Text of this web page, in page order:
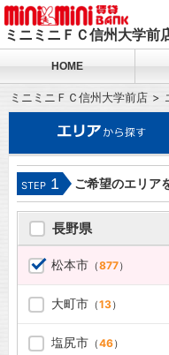
ミニミニＦＣ信州大学前
HOME
ミニミニＦＣ信州大学前店
STEP 1 ご希望のエリア
長野県
松本市（877）
大町市（13）
塩尻市（46）